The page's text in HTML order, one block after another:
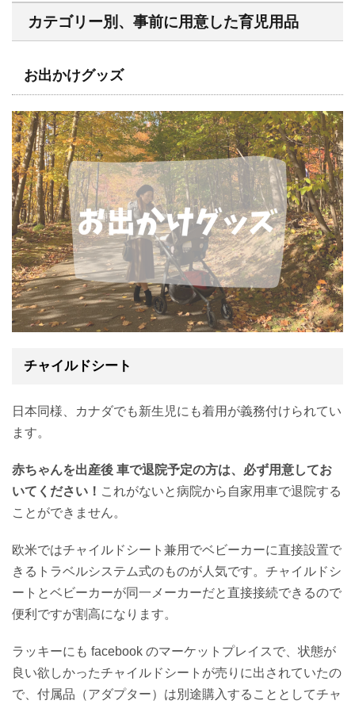
カテゴリー別、事前に用意した育児用品
お出かけグッズ
チャイルドシート
日本同様、カナダでも新生児にも着用が義務付けられてい
ます。
赤ちゃんを出産後 車で退院予定の方は、必ず用意してお
いてください！ これがないと病院から自家用車で退院する
ことができません。
欧米ではチャイルドシート兼用でベビーカーに直接設置で
きるトラベルシステム式のものが人気です。チャイルドシ
ートとベビーカーが同一メーカーだと直接接続できるので
便利ですが割高になります。
ラッキーにも facebook のマーケットプレイスで、状態が
良い欲しかったチャイルドシートが売りに出されていたの
で、付属品（アダプター）は別途購入することとしてチャ